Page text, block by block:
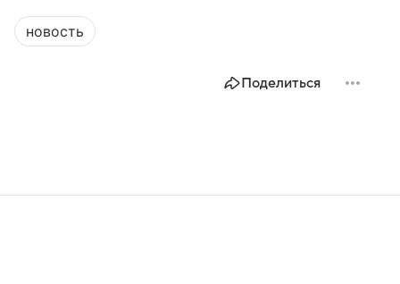
новость
Поделиться